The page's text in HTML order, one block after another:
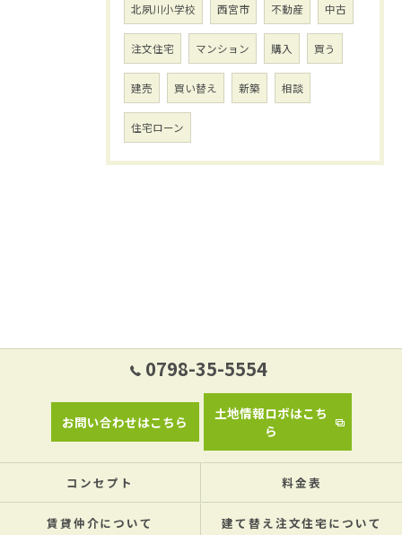
北夙川小学校 西宮市 不動産 中古
注文住宅 マンション 購入 買う
建売 買い替え 新築 相談
住宅ローン
0798-35-5554
お問い合わせはこちら
土地情報ロボはこち
ら
コンセプト 料金表
賃貸仲介について 建て替え注文住宅について